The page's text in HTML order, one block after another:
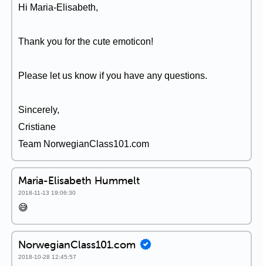
Hi Maria-Elisabeth,
Thank you for the cute emoticon!
Please let us know if you have any questions.
Sincerely,
Cristiane
Team NorwegianClass101.com
Maria-Elisabeth Hummelt
2018-11-13 19:06:30
😅
NorwegianClass101.com
2018-10-28 12:45:57